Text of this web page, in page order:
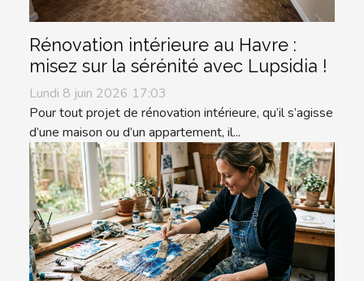
Rénovation intérieure au Havre :
misez sur la sérénité avec Lupsidia !
Lundi 8 juin 2026 17:03
Pour tout projet de rénovation intérieure, qu’il s’agisse
d’une maison ou d’un appartement, il...